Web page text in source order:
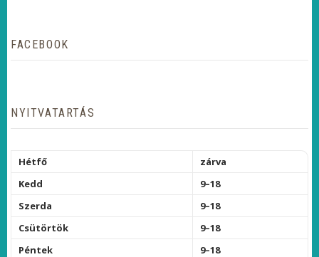
FACEBOOK
NYITVATARTÁS
Hétfő
zárva
Kedd
9–18
Szerda
9–18
Csütörtök
9–18
Péntek
9–18